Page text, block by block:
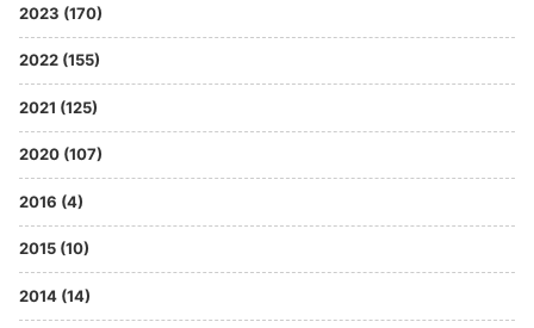
2023 (170)
2022 (155)
2021 (125)
2020 (107)
2016 (4)
2015 (10)
2014 (14)